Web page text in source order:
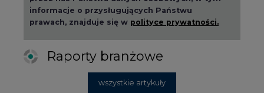
po węglu"? (raport)